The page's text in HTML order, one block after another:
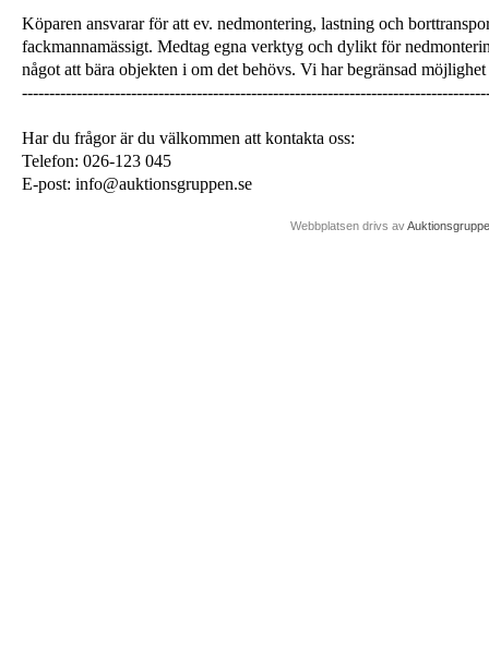
Köparen ansvarar för att ev. nedmontering, lastning och
fackmannamässigt. Medtag egna verktyg och dylikt för
något att bära objekten i om det behövs. Vi har begränsad
Har du frågor är du välkommen att kontakta oss:
Telefon: 026-123 045
E-post: info@auktionsgruppen.se
Webbplatsen drivs av